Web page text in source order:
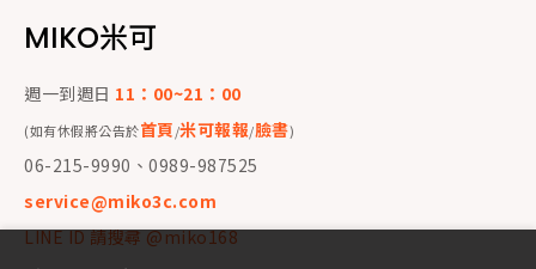
MIKO米可
週一到週日 11：00~21：00
(如有休假將公告於首頁/米可報報/臉書)
06-215-9990、0989-987525
service@miko3c.com
LINE ID 請搜尋 @miko168